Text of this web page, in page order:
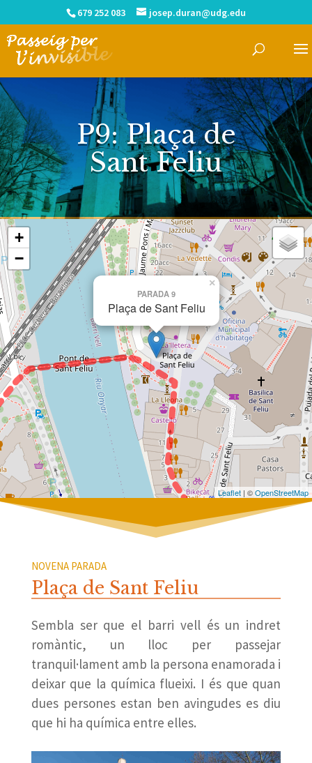
679 252 083 josep.duran@udg.edu
P9: Plaça de
Sant Feliu
PARADA 9
Plaça de Sant Feliu
×
+
−
Leaflet | ©OpenStreetMap
NOVENA PARADA
Plaça de Sant Feliu
Sembla ser que el barri vell és un indret
romàntic, un lloc per passejar
tranquil·lament amb la persona enamorada i
deixar que la química flueixi. I és que quan
dues persones estan ben avingudes es diu
que hi ha química entre elles.